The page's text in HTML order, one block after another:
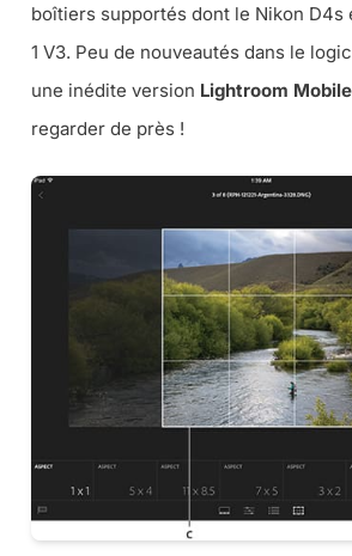
boîtiers supportés dont le Nikon D4s
1 V3. Peu de nouveautés dans le
une inédite version Lightroom
regarder de près !